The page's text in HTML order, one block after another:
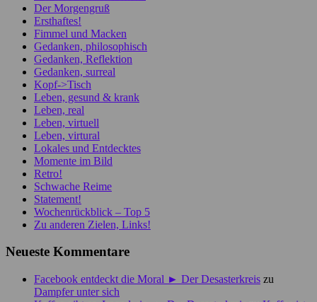
Der Morgengruß
Ersthaftes!
Fimmel und Macken
Gedanken, philosophisch
Gedanken, Reflektion
Gedanken, surreal
Kopf->Tisch
Leben, gesund & krank
Leben, real
Leben, virtuell
Leben, virtural
Lokales und Entdecktes
Momente im Bild
Retro!
Schwache Reime
Statement!
Wochenrückblick – Top 5
Zu anderen Zielen, Links!
Neueste Kommentare
Facebook entdeckt die Moral ► Der Desasterkreis zu
Dampfer unter sich